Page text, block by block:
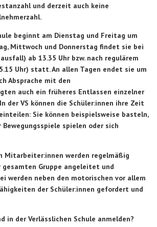
und derzeit auch keine
beginnt am Dienstag und Freitag um
Mittwoch und Donnerstag findet sie bei
ab 13.35 Uhr bzw. nach regulärem
Uhr) statt. An allen Tagen endet sie um
Absprache mit den
auch ein früheres Entlassen einzelner
der VS können die Schüler:innen ihre Zeit
Sie können beispielsweise basteln,
spielen oder sich
Mitarbeiter:innen werden regelmäßig
Gruppe angeleitet und
werden neben den motorischen vor allem
der Schüler:innen gefordert und
in der Verlässlichen Schule anmelden?